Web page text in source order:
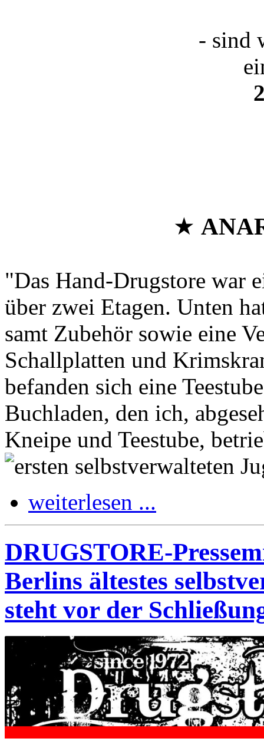
- sind
★
"Das Hand-Drugstore war
über zwei Etagen. Unten
samt Zubehör sowie eine
Schallplatten und
befanden sich eine
Buchladen, den ich,
Kneipe und Teestube,
ersten selbstverwalteten
weiterlesen ...
DRUGSTORE-
Berlins ältestes
steht vor der